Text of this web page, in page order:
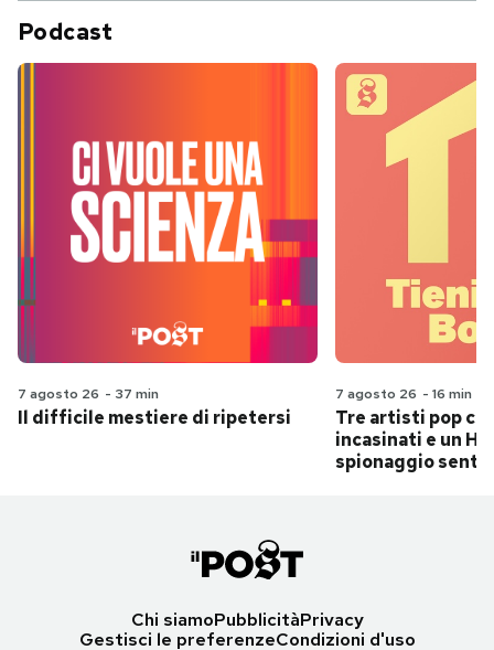
Podcast
7 agosto 26 - 37 min
Il difficile mestiere di ripetersi
7 agosto 26 - 16 min
Tre artisti pop
incasinati e un
spionaggio
Chi siamoPubblicitàPrivacy
Gestisci le preferenzeCondizioni d'uso